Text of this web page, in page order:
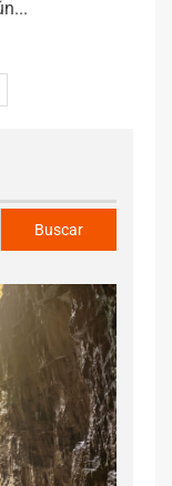
Buscar